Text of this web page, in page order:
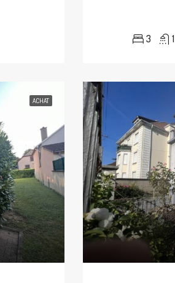
3 1
ACHAT